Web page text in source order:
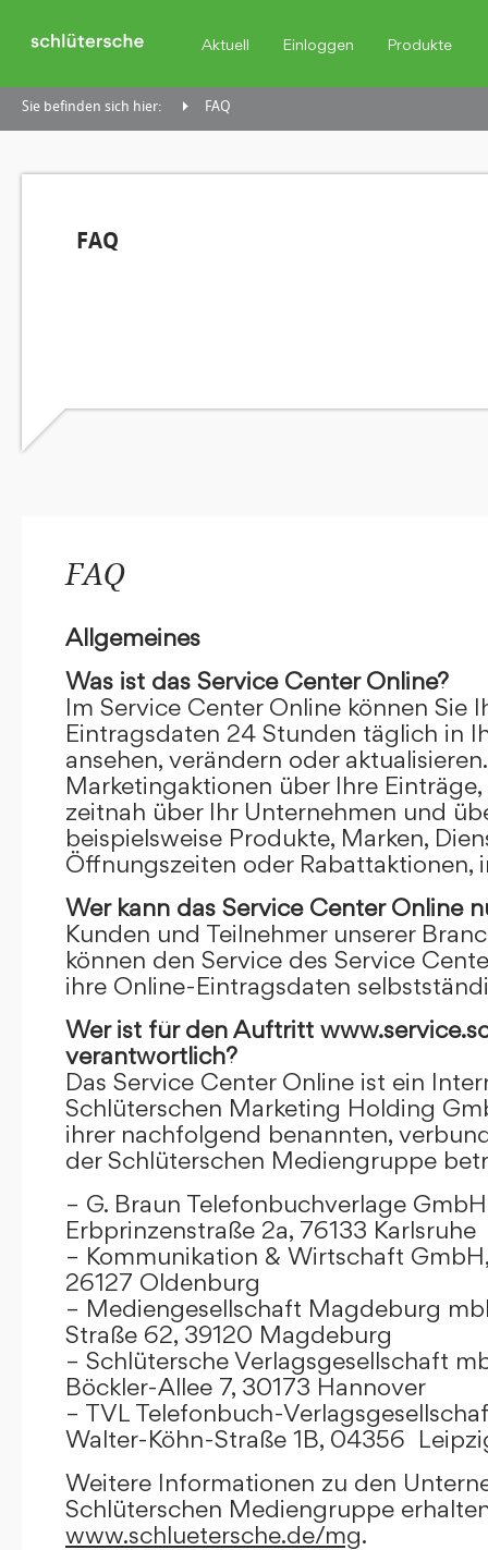
Aktuell Einloggen Produkte
Sie befinden sich hier: FAQ
FAQ
FAQ
Allgemeines
Was ist das Service Center Online?
Im Service Center Online können Sie
Eintragsdaten 24 Stunden täglich in
ansehen, verändern oder
Marketingaktionen über Ihre
zeitnah über Ihr Unternehmen und
beispielsweise Produkte, Marken,
Öffnungszeiten oder Rabattaktionen,
Wer kann das Service Center Online
Kunden und Teilnehmer unserer
können den Service des Service
ihre Online-Eintragsdaten
Wer ist für den Auftritt
verantwortlich?
Das Service Center Online ist ein
Schlüterschen Marketing Holding
ihrer nachfolgend benannten,
der Schlüterschen Mediengruppe
– G. Braun Telefonbuchverlage GmbH
Erbprinzenstraße 2a, 76133 Karlsruhe
– Kommunikation & Wirtschaft
26127 Oldenburg
– Mediengesellschaft Magdeburg
Straße 62, 39120 Magdeburg
– Schlütersche Verlagsgesellschaft
Böckler-Allee 7, 30173 Hannover
– TVL Telefonbuch-
Walter-Köhn-Straße 1B, 04356
Weitere Informationen zu den
Schlüterschen Mediengruppe
www.schluetersche.de/mg.